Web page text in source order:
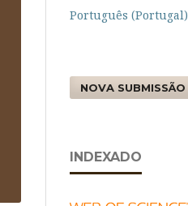
Português (Portugal)
NOVA SUBMISSÃO
INDEXADO